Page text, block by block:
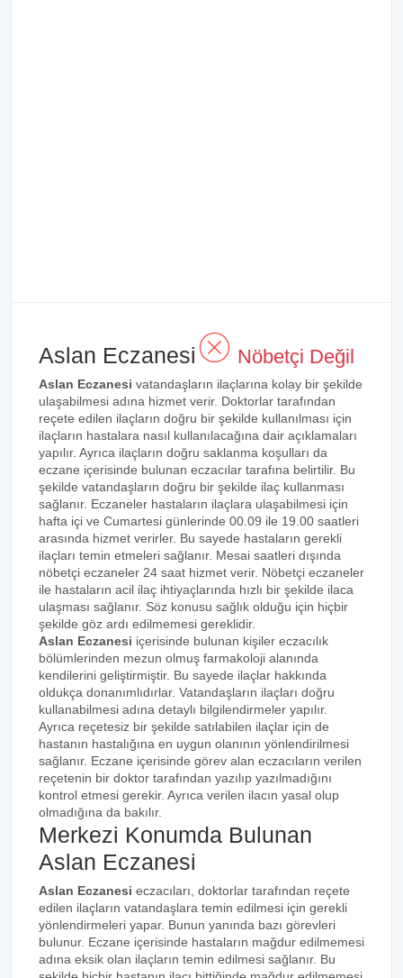
Aslan Eczanesi Nöbetçi Değil
Aslan Eczanesi vatandaşların ilaçlarına kolay bir şekilde
ulaşabilmesi adına hizmet verir. Doktorlar tarafından
reçete edilen ilaçların doğru bir şekilde kullanılması için
ilaçların hastalara nasıl kullanılacağına dair açıklamaları
yapılır. Ayrıca ilaçların doğru saklanma koşulları da
eczane içerisinde bulunan eczacılar tarafına belirtilir. Bu
şekilde vatandaşların doğru bir şekilde ilaç kullanması
sağlanır. Eczaneler hastaların ilaçlara ulaşabilmesi için
hafta içi ve Cumartesi günlerinde 00.09 ile 19.00 saatleri
arasında hizmet verirler. Bu sayede hastaların gerekli
ilaçları temin etmeleri sağlanır. Mesai saatleri dışında
nöbetçi eczaneler 24 saat hizmet verir. Nöbetçi eczaneler
ile hastaların acil ilaç ihtiyaçlarında hızlı bir şekilde ilaca
ulaşması sağlanır. Söz konusu sağlık olduğu için hiçbir
şekilde göz ardı edilmemesi gereklidir.
Aslan Eczanesi içerisinde bulunan kişiler eczacılık
bölümlerinden mezun olmuş farmakoloji alanında
kendilerini geliştirmiştir. Bu sayede ilaçlar hakkında
oldukça donanımlıdırlar. Vatandaşların ilaçları doğru
kullanabilmesi adına detaylı bilgilendirmeler yapılır.
Ayrıca reçetesiz bir şekilde satılabilen ilaçlar için de
hastanın hastalığına en uygun olanının yönlendirilmesi
sağlanır. Eczane içerisinde görev alan eczacıların verilen
reçetenin bir doktor tarafından yazılıp yazılmadığını
kontrol etmesi gerekir. Ayrıca verilen ilacın yasal olup
olmadığına da bakılır.
Merkezi Konumda Bulunan
Aslan Eczanesi
Aslan Eczanesi eczacıları, doktorlar tarafından reçete
edilen ilaçların vatandaşlara temin edilmesi için gerekli
yönlendirmeleri yapar. Bunun yanında bazı görevleri
bulunur. Eczane içerisinde hastaların mağdur edilmemesi
adına eksik olan ilaçların temin edilmesi sağlanır. Bu